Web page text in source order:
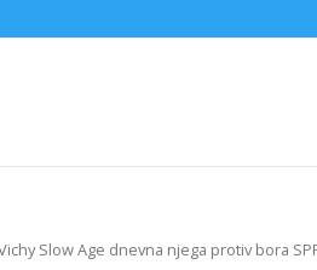
Slow Age dnevna njega protiv bora